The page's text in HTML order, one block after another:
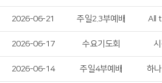
2026-06-21 주일2.3부예배 All
2026-06-17 수요기도회
2026-06-14 주일4부예배 하